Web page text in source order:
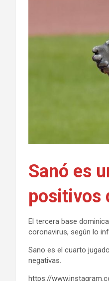
Sanó es
positivos
El tercera base
coronavirus, según lo
Sano es el cuarto
negativas.
https://